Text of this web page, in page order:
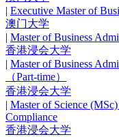
| Executive Master of
澳门大学
| Master of Business
香港浸会大学
| Master of Business
（Part-time）
香港浸会大学
| Master of Science
Compliance
香港浸会大学